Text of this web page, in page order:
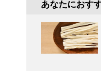
あなたにおす